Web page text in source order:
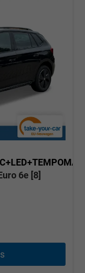
6e [8]